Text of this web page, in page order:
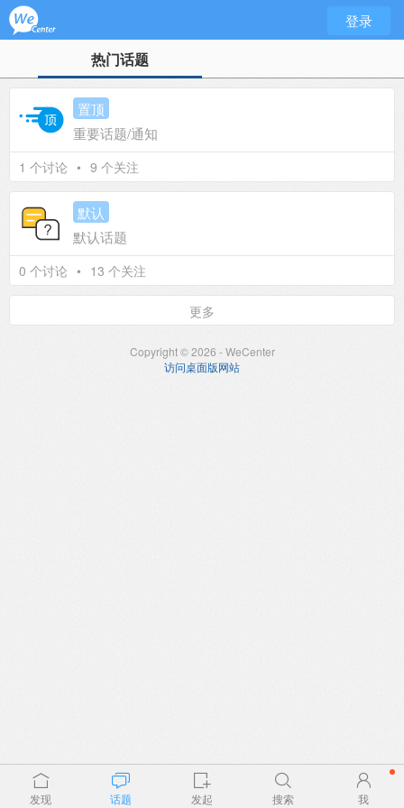
登录
热门话题
置顶
重要话题/通知
1 个讨论 • 9 个关注
默认
默认话题
0 个讨论 • 13 个关注
更多
Copyright © 2026 - WeCenter
访问桌面版网站
发现 话题 发起 搜索 我